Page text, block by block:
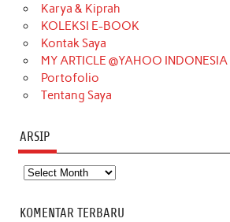
k
a
m
Karya & Kiprah
KOLEKSI E-BOOK
Kontak Saya
MY ARTICLE @YAHOO INDONESIA
Portofolio
Tentang Saya
ARSIP
Arsip
KOMENTAR TERBARU